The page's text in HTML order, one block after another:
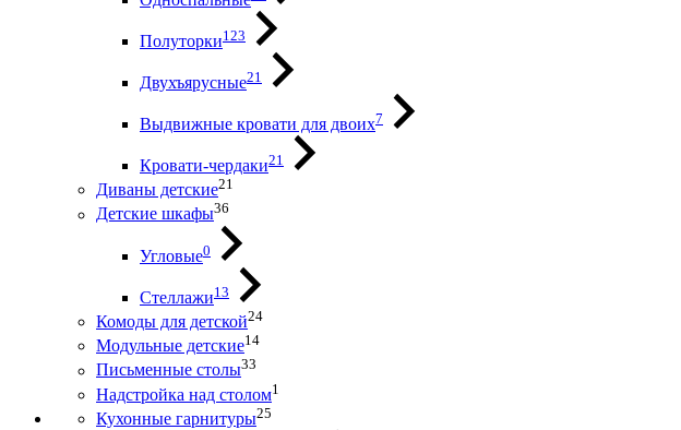
Полуторки123
Двухъярусные21
Выдвижные кровати для двоих7
Кровати-чердаки21
Диваны детские21
Детские шкафы36
Угловые0
Стеллажи13
Комоды для детской24
Модульные детские14
Письменные столы33
Надстройка над столом1
Кухонные гарнитуры25